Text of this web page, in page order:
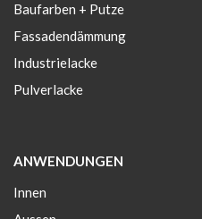
Baufarben + Putze
Fassadendämmung
Industrielacke
Pulverlacke
ANWENDUNGEN
Innen